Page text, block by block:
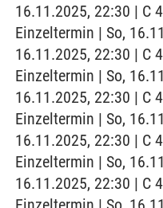
16.11.2025, 22:30 | C
Einzeltermin | So,
16.11.2025, 22:30 | C
Einzeltermin | So,
16.11.2025, 22:30 | C
Einzeltermin | So,
16.11.2025, 22:30 | C
Einzeltermin | So,
16.11.2025, 22:30 | C